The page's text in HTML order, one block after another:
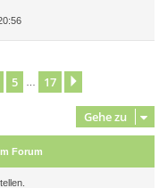
5 17
Gehe zu
Forum